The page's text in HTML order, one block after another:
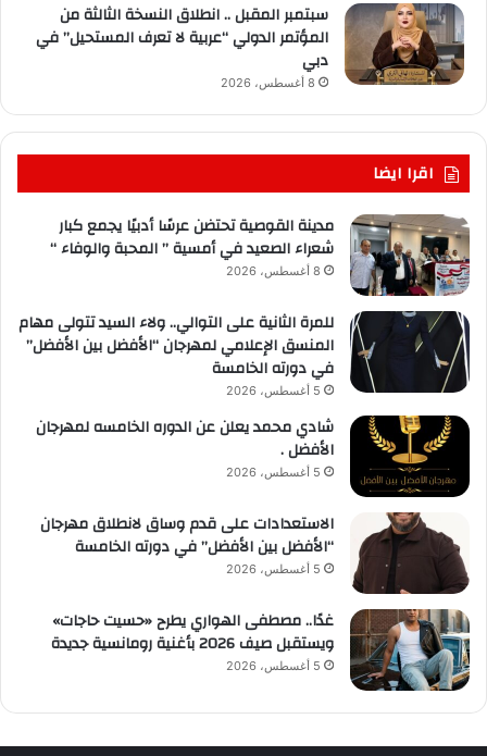
سبتمبر المقبل .. انطلاق النسخة الثالثة من
المؤتمر الدولي “عربية لا تعرف المستحيل” في
دبي
8 أغسطس، 2026
اقرا ايضا
مدينة القوصية تحتضن عرسًا أدبيًا يجمع كبار
شعراء الصعيد في أمسية ” المحبة والوفاء “
8 أغسطس، 2026
للمرة الثانية على التوالي.. ولاء السيد تتولى مهام
المنسق الإعلامي لمهرجان “الأفضل بين الأفضل”
في دورته الخامسة
5 أغسطس، 2026
شادي محمد يعلن عن الدوره الخامسه لمهرجان
الأفضل .
5 أغسطس، 2026
الاستعدادات على قدم وساق لانطلاق مهرجان
“الأفضل بين الأفضل” في دورته الخامسة
5 أغسطس، 2026
غدًا.. مصطفى الهواري يطرح «حسيت حاجات»
ويستقبل صيف 2026 بأغنية رومانسية جديدة
5 أغسطس، 2026